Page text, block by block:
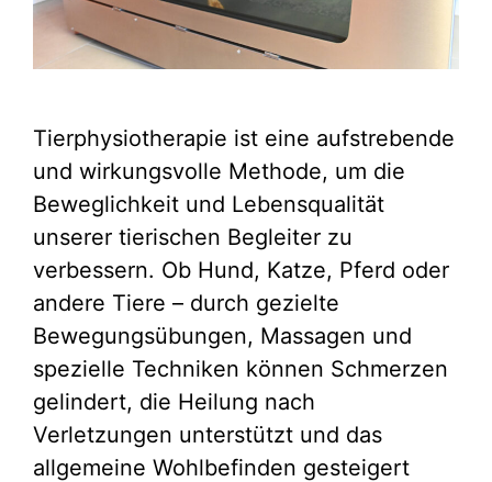
Tierphysiotherapie ist eine aufstrebende
und wirkungsvolle Methode, um die
Beweglichkeit und Lebensqualität
unserer tierischen Begleiter zu
verbessern. Ob Hund, Katze, Pferd oder
andere Tiere – durch gezielte
Bewegungsübungen, Massagen und
spezielle Techniken können Schmerzen
gelindert, die Heilung nach
Verletzungen unterstützt und das
allgemeine Wohlbefinden gesteigert